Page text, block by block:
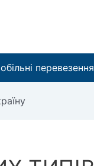
перевезення